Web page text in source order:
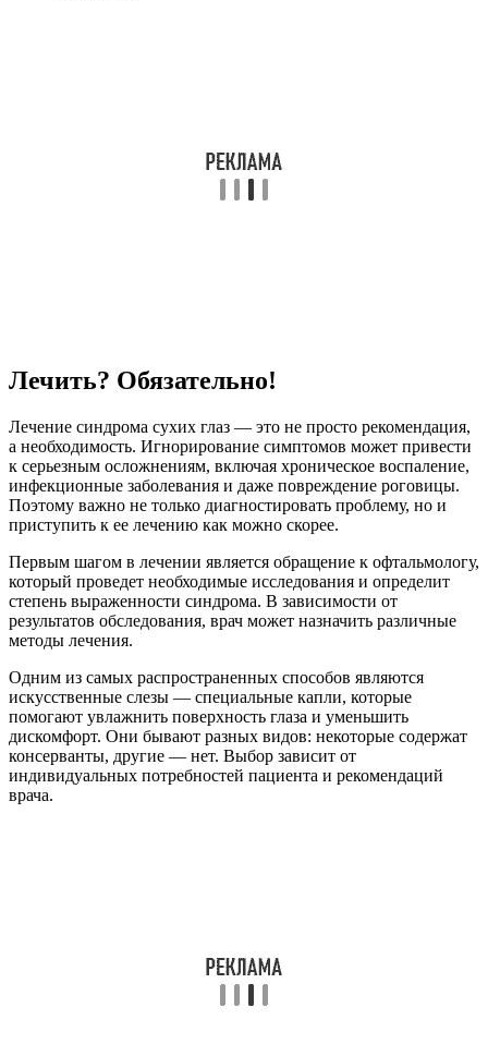
Лечить? Обязательно!
Лечение синдрома сухих глаз — это не просто рекомендация,
а необходимость. Игнорирование симптомов может привести
к серьезным осложнениям, включая хроническое воспаление,
инфекционные заболевания и даже повреждение роговицы.
Поэтому важно не только диагностировать проблему, но и
приступить к ее лечению как можно скорее.
Первым шагом в лечении является обращение к офтальмологу,
который проведет необходимые исследования и определит
степень выраженности синдрома. В зависимости от
результатов обследования, врач может назначить различные
методы лечения.
Одним из самых распространенных способов являются
искусственные слезы — специальные капли, которые
помогают увлажнить поверхность глаза и уменьшить
дискомфорт. Они бывают разных видов: некоторые содержат
консерванты, другие — нет. Выбор зависит от
индивидуальных потребностей пациента и рекомендаций
врача.